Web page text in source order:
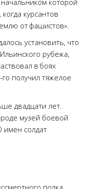
которой
курсантов
от фашистов».
установить, что
рубежа,
в боях
получил тяжелое
двадцати лет.
музей боевой
имен солдат
полка,